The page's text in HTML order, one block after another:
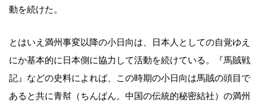
動を続けた。
とはいえ満州事変以降の小日向は、日本人としての自覚ゆえ
にか基本的に日本側に協力して活動を続けている。『馬賊戦
記』などの史料によれば、この時期の小日向は馬賊の頭目で
あると共に青幇（ちんぱん。中国の伝統的秘密結社）の満州